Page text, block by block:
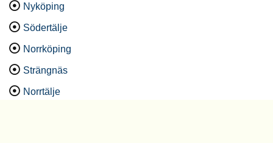
Nyköping
Södertälje
Norrköping
Strängnäs
Norrtälje